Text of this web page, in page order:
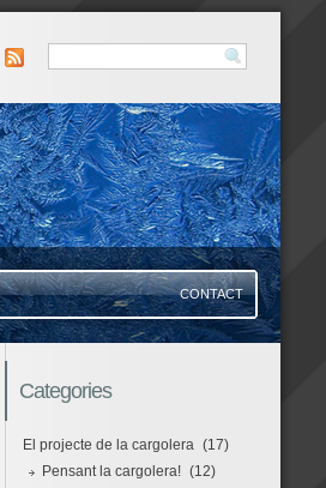
CONTACT
Categories
El projecte de la cargolera (17)
Pensant la cargolera! (12)